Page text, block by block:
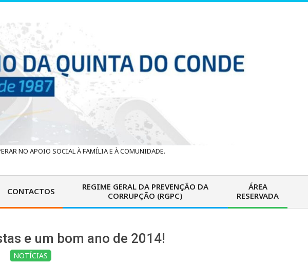
NO APOIO SOCIAL À FAMÍLIA E À COMUNIDADE.
CONTACTOS
REGIME GERAL DA PREVENÇÃO DA
CORRUPÇÃO (RGPC)
ÁREA
RESERVADA
e um bom ano de 2014!
NOTÍCIAS